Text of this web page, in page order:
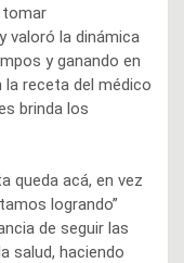
tomar
valoró la dinámica
y ganando en
la receta del médico
brinda los
queda acá, en vez
logrando”
de seguir las
salud, haciendo